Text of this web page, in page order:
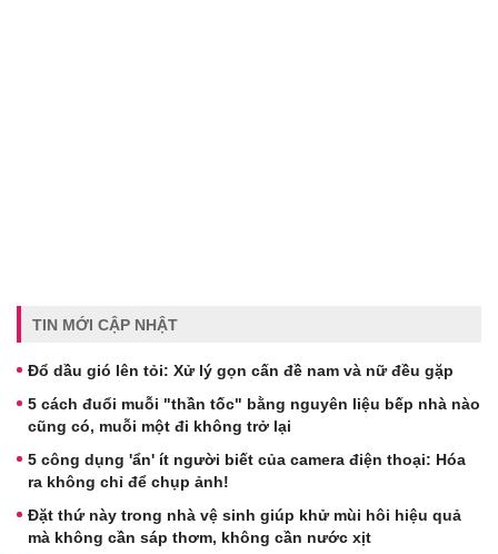
TIN MỚI CẬP NHẬT
Đổ dầu gió lên tỏi: Xử lý gọn cấn đề nam và nữ đều gặp
5 cách đuổi muỗi "thần tốc" bằng nguyên liệu bếp nhà nào
cũng có, muỗi một đi không trở lại
5 công dụng 'ẩn' ít người biết của camera điện thoại: Hóa
ra không chỉ để chụp ảnh!
Đặt thứ này trong nhà vệ sinh giúp khử mùi hôi hiệu quả
mà không cần sáp thơm, không cần nước xịt